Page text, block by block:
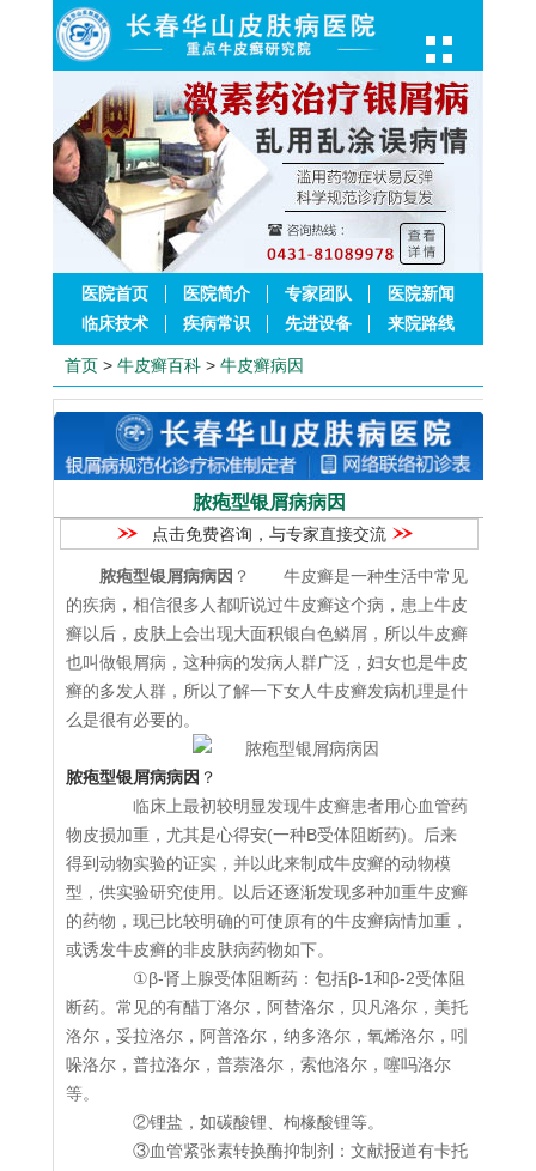
医院首页 医院简介 专家团队
医院新闻
临床技术
疾病常识 先进设备 来院路线
首页 > 牛皮癣百科 > 牛皮癣病因
脓疱型银屑病病因
点击免费咨询，与专家直接交流
脓疱型银屑病病因 ？ 牛皮癣是一种生活中常见
的疾病，相信很多人都听说过牛皮癣这个病，患上牛皮
癣以后，皮肤上会出现大面积银白色鳞屑，所以牛皮癣
也叫做银屑病，这种病的发病人群广泛，妇女也是牛皮
癣的多发人群，所以了解一下女人牛皮癣发病机理是什
么是很有必要的。
脓疱型银屑病病因 ？
临床上最初较明显发现牛皮癣患者用心血管药
物皮损加重，尤其是心得安(一种B受体阻断药)。后来
得到动物实验的证实，并以此来制成牛皮癣的动物模
型，供实验研究使用。以后还逐渐发现多种加重牛皮癣
的药物，现已比较明确的可使原有的牛皮癣病情加重，
或诱发牛皮癣的非皮肤病药物如下。
①β-肾上腺受体阻断药：包括β-1和β-2受体阻
断药。常见的有醋丁洛尔，阿替洛尔，贝凡洛尔，美托
洛尔，妥拉洛尔，阿普洛尔，纳多洛尔，氧烯洛尔，吲
哚洛尔，普拉洛尔，普萘洛尔，索他洛尔，噻吗洛尔
等。
②锂盐，如碳酸锂、枸椽酸锂等。
③血管紧张素转换酶抑制剂：文献报道有卡托